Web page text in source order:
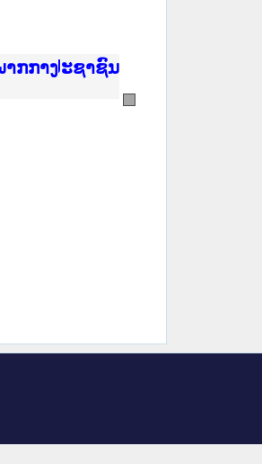
ຫ່ງຊາດ
າກເໜືອ
ຫຼວດປະຊາຊົນ
ບານປະຊາຊົນ
ກກາງ